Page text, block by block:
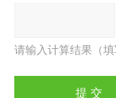
请输入计算结果（